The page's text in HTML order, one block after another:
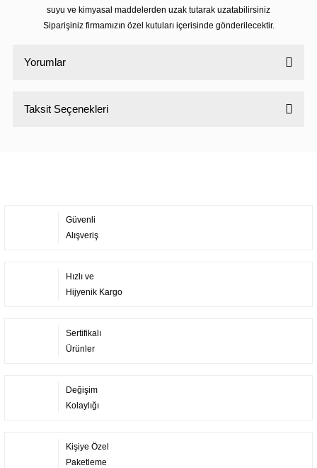
suyu ve kimyasal maddelerden uzak tutarak uzatabilirsiniz
Siparişiniz firmamızın özel kutuları içerisinde gönderilecektir.
Yorumlar
Taksit Seçenekleri
Güvenli
Alışveriş
Hızlı ve
Hijyenik Kargo
Sertifikalı
Ürünler
Değişim
Kolaylığı
Kişiye Özel
Paketleme